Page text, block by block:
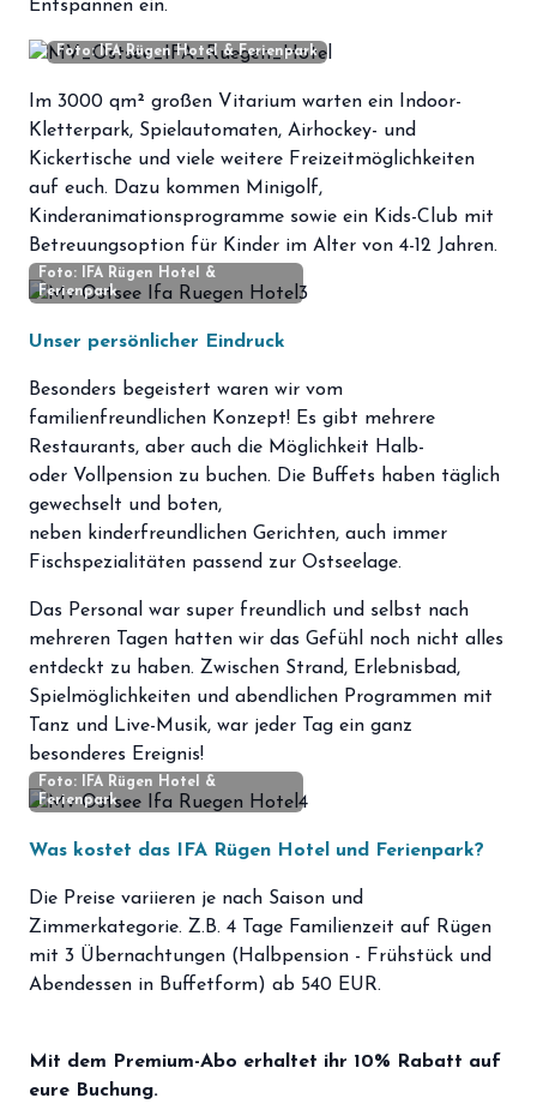
Entspannen ein.
Foto: IFA Rügen Hotel & Ferienpark
Im 3000 qm² großen Vitarium warten ein Indoor-
Kletterpark, Spielautomaten, Airhockey- und
Kickertische und viele weitere Freizeitmöglichkeiten
auf euch. Dazu kommen Minigolf,
Kinderanimationsprogramme sowie ein Kids-Club mit
Betreuungsoption für Kinder im Alter von 4-12 Jahren.
Foto: IFA Rügen Hotel &
Ferienpark
Unser persönlicher Eindruck
Besonders begeistert waren wir vom
familienfreundlichen Konzept! Es gibt mehrere
Restaurants, aber auch die Möglichkeit Halb-
oder Vollpension zu buchen. Die Buffets haben täglich
gewechselt und boten,
neben kinderfreundlichen Gerichten, auch immer
Fischspezialitäten passend zur Ostseelage.
Das Personal war super freundlich und selbst nach
mehreren Tagen hatten wir das Gefühl noch nicht alles
entdeckt zu haben. Zwischen Strand, Erlebnisbad,
Spielmöglichkeiten und abendlichen Programmen mit
Tanz und Live-Musik, war jeder Tag ein ganz
besonderes Ereignis!
Foto: IFA Rügen Hotel &
Ferienpark
Was kostet das IFA Rügen Hotel und Ferienpark?
Die Preise variieren je nach Saison und
Zimmerkategorie. Z.B. 4 Tage Familienzeit auf Rügen
mit 3 Übernachtungen (Halbpension - Frühstück und
Abendessen in Buffetform) ab 540 EUR.
Mit dem Premium-Abo erhaltet ihr 10% Rabatt auf
eure Buchung.